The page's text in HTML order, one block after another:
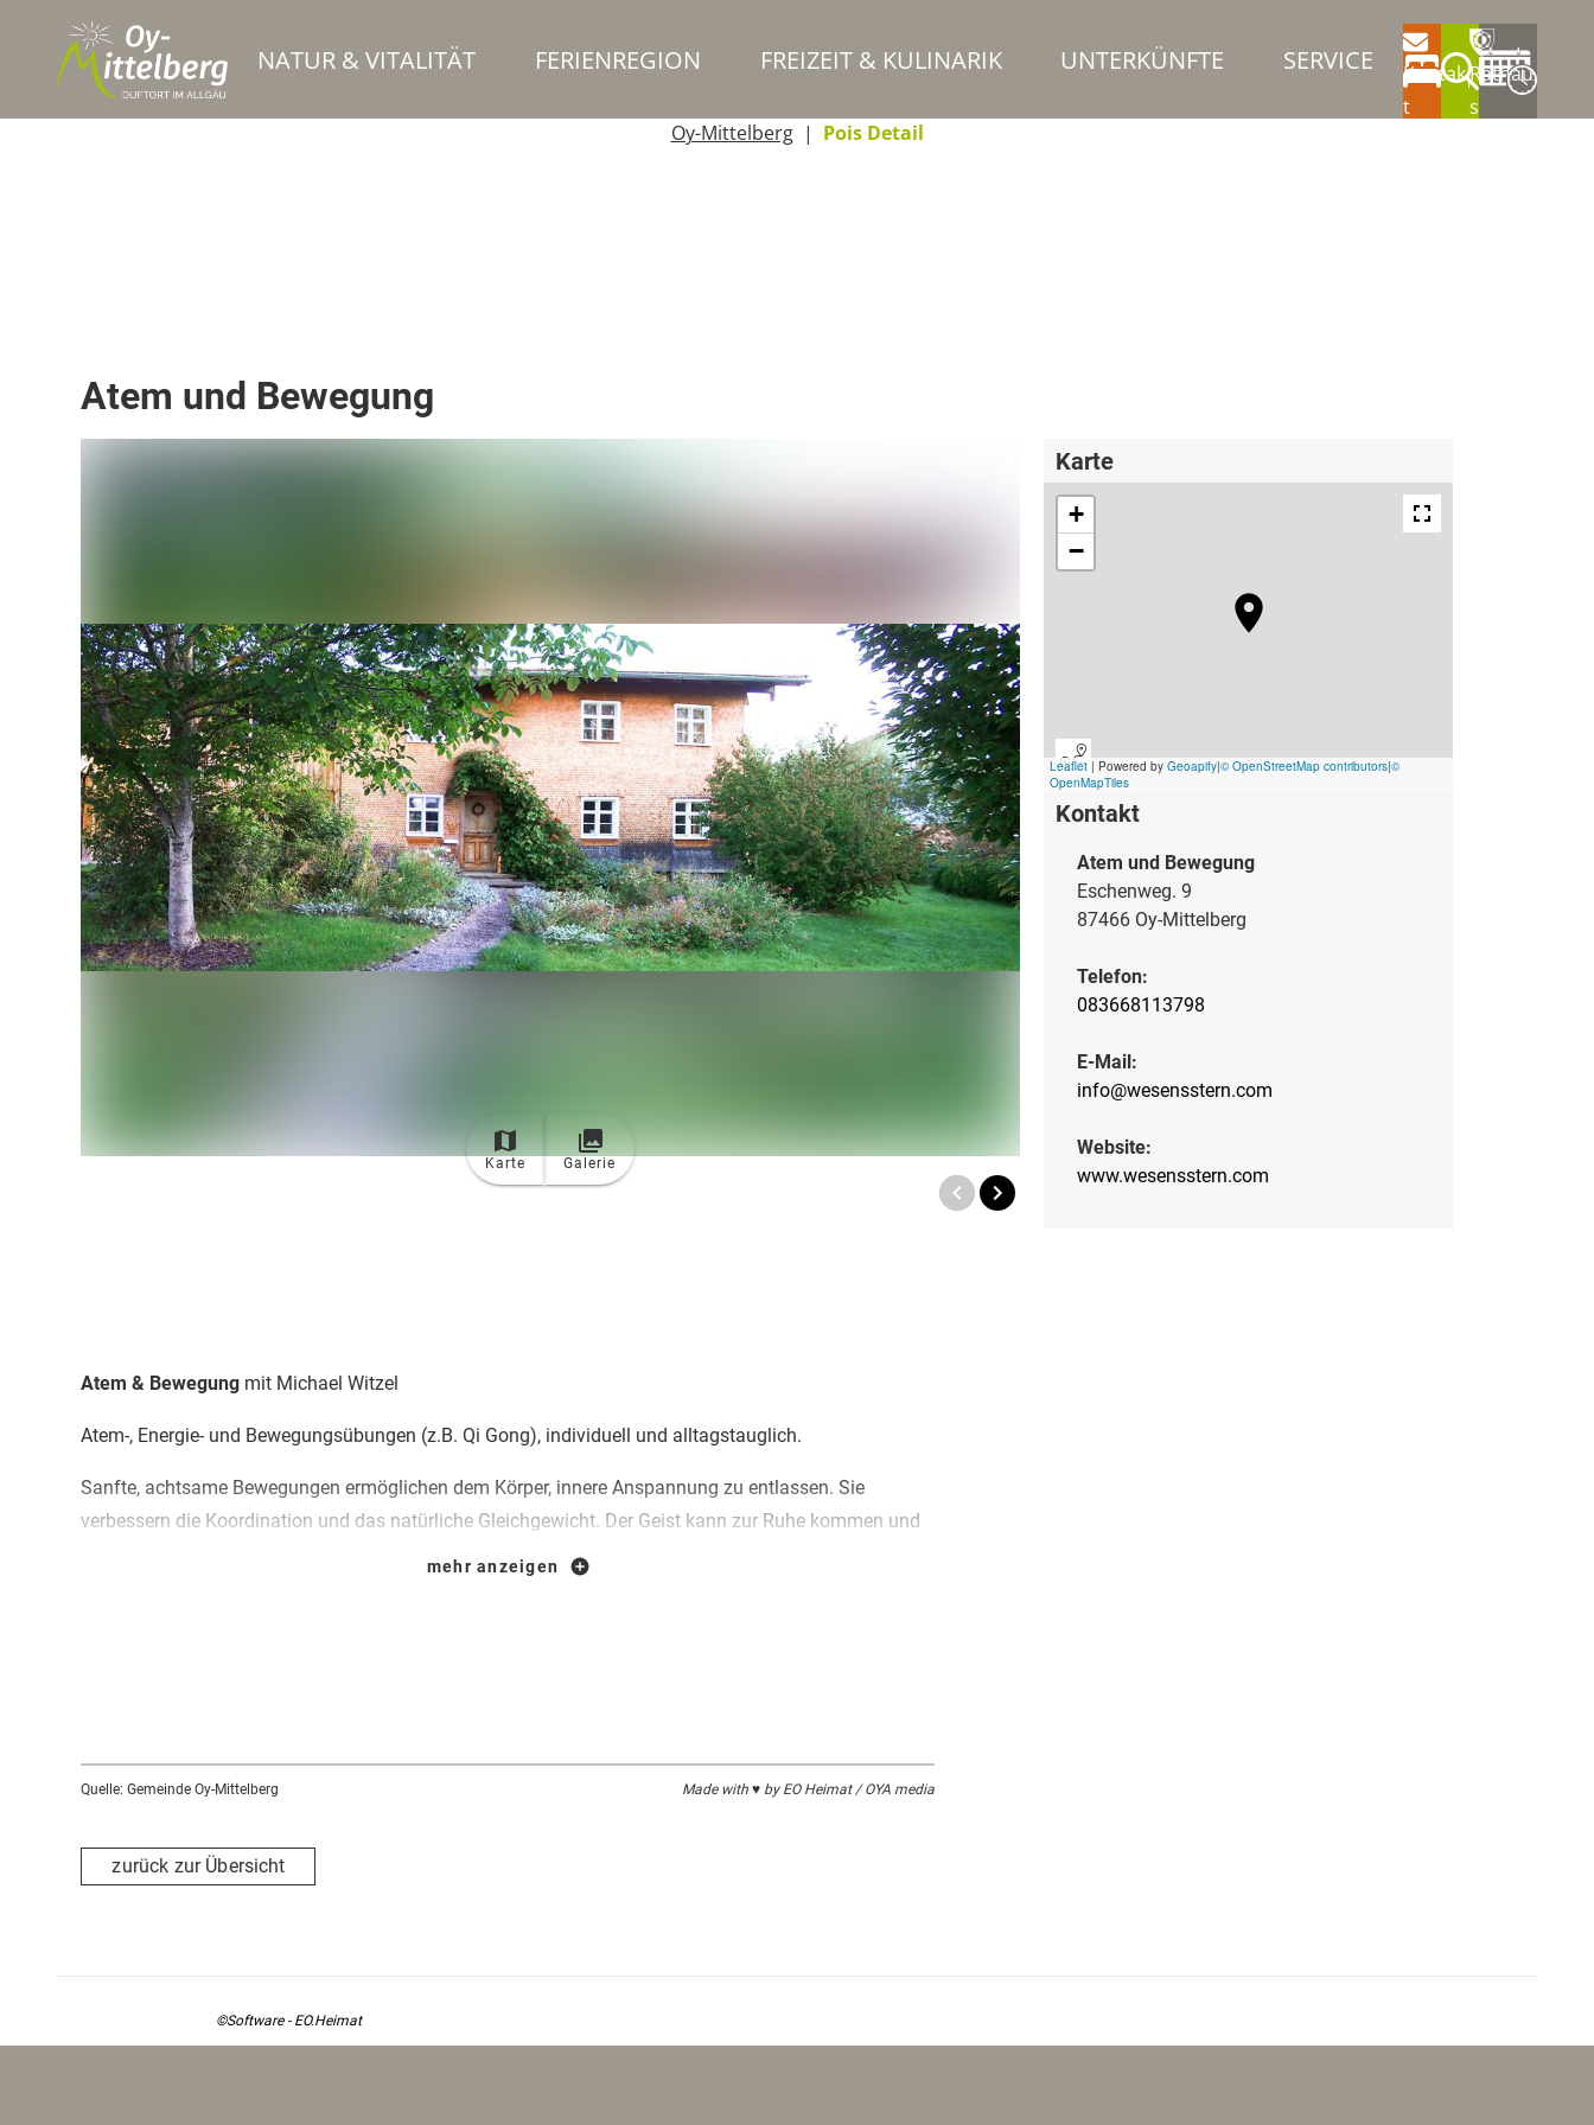
NATUR & VITALITÄT FERIENREGION FREIZEIT & KULINARIK UNTERKÜNFTE SERVICE
Kontak
t
Rathau
s
Oy-Mittelberg
Pois Detail
Atem und Bewegung
Karte Galerie
Atem & Bewegung mit Michael Witzel
Atem-, Energie- und Bewegungsübungen (z.B. Qi Gong), individuell und alltagstauglich.
Sanfte, achtsame Bewegungen ermöglichen dem Körper, innere Anspannung zu entlassen. Sie
verbessern die Koordination und das natürliche Gleichgewicht. Der Geist kann zur Ruhe kommen und
die Gedanken und Gefühle sich klären. Dem Atem entspannt mit der Aufmerksamkeit folgend, lernen
mehr anzeigen
Quelle: Gemeinde Oy-Mittelberg Made with ♥ by EO Heimat / OYA media
zurück zur Übersicht
Karte
Kontakt
Atem und Bewegung
Eschenweg. 9
87466 Oy-Mittelberg
Telefon:
083668113798
E-Mail:
info@wesensstern.com
Website:
www.wesensstern.com
©Software - EO.Heimat